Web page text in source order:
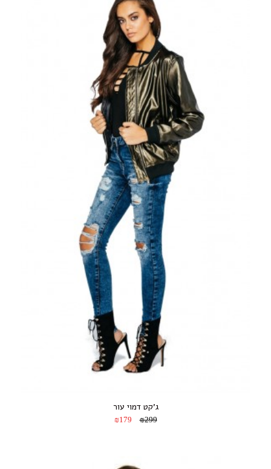
ג’קט דמוי עור
₪299
₪179